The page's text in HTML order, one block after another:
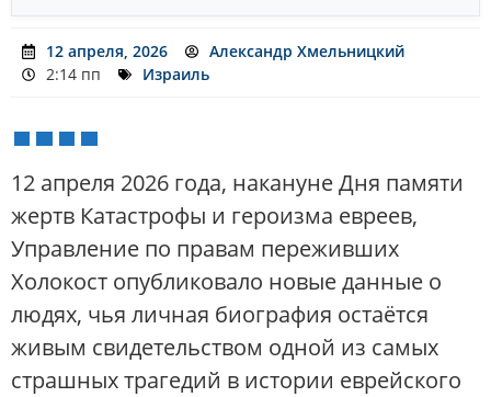
12 апреля, 2026
Александр Хмельницкий
2:14 пп
Израиль
12 апреля 2026 года, накануне Дня памяти
жертв Катастрофы и героизма евреев,
Управление по правам переживших
Холокост опубликовало новые данные о
людях, чья личная биография остаётся
живым свидетельством одной из самых
страшных трагедий в истории еврейского